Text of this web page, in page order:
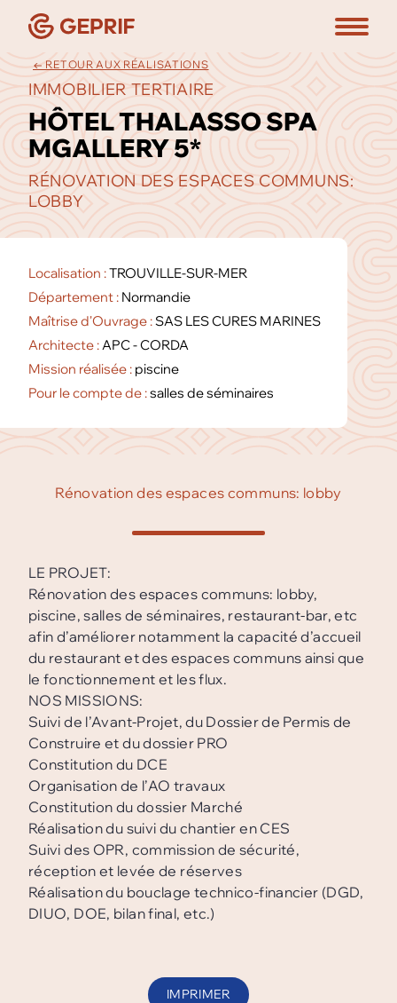
← RETOUR AUX RÉALISATIONS
IMMOBILIER TERTIAIRE
HÔTEL THALASSO SPA
MGALLERY 5*
RÉNOVATION DES ESPACES COMMUNS:
LOBBY
Localisation :TROUVILLE-SUR-MER
Département : Normandie
Maîtrise d'Ouvrage :SAS LES CURES MARINES
Architecte :APC - CORDA
Mission réalisée : piscine
Pour le compte de :salles de séminaires
Rénovation des espaces communs: lobby
LE PROJET:
Rénovation des espaces communs: lobby,
piscine, salles de séminaires, restaurant-bar, etc
afin d’améliorer notamment la capacité d’accueil
du restaurant et des espaces communs ainsi que
le fonctionnement et les flux.
NOS MISSIONS:
Suivi de l’Avant-Projet, du Dossier de Permis de
Construire et du dossier PRO
Constitution du DCE
Organisation de l’AO travaux
Constitution du dossier Marché
Réalisation du suivi du chantier en CES
Suivi des OPR, commission de sécurité,
réception et levée de réserves
Réalisation du bouclage technico-financier (DGD,
DIUO, DOE, bilan final, etc.)
IMPRIMER